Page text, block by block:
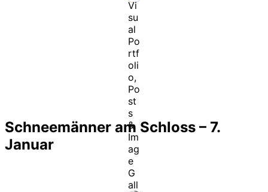
Schneemänner am Schloss – 7.
Januar